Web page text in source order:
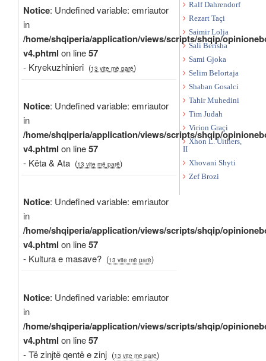
Notice: Undefined variable: emriautor
in
/home/shqiperia/application/views/scripts/shqip/
v4.phtml on line57
- Kryekuzhinieri (13 vite më parë)
Notice: Undefined variable: emriautor
in
/home/shqiperia/application/views/scripts/shqip/
v4.phtml on line57
- Këta & Ata (13 vite më parë)
Notice: Undefined variable: emriautor
in
/home/shqiperia/application/views/scripts/shqip/
v4.phtml on line57
- Kultura e masave? (13 vite më parë)
Notice: Undefined variable: emriautor
in
/home/shqiperia/application/views/scripts/shqip/
v4.phtml on line57
- Të zinjtë qentë e zinj (13 vite më parë)
Ralf Dahrendorf
Rezart Taçi
Saimir Lolja
Sali Berisha
Sami Gjoka
Selim Belortaja
Shaban Gosalci
Tahir Muhedini
Tim Judah
Virion Graçi
Xhon L. Uithers,
II
Xhovani Shyti
Zef Brozi